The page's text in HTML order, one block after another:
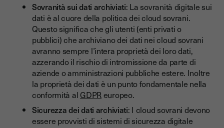
Sovranità sui dati archiviati: La sovranità digitale sui
dati è al cuore della politica dei cloud sovrani.
Questo significa che gli utenti (enti privati o
pubblici) che archiviano dei dati nei cloud sovrani
avranno sempre l’intera proprietà dei loro dati,
azzerando il rischio di intromissione da parte di
aziende o amministrazioni pubbliche estere. Inoltre
la proprietà dei dati è un punto fondamentale nella
conformità alGDPReuropeo.
Sicurezza dei dati archiviati: I cloud sovrani devono
essere provvisti di sistemi di sicurezza digitale